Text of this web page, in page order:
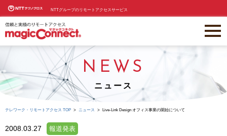
NTTグループのリモートアクセスサービス
NEWS
ニュース
テレワーク・リモートアクセス TOP ニュース Live-Link Design オフィス事業の開始について
2008.03.27 報道発表